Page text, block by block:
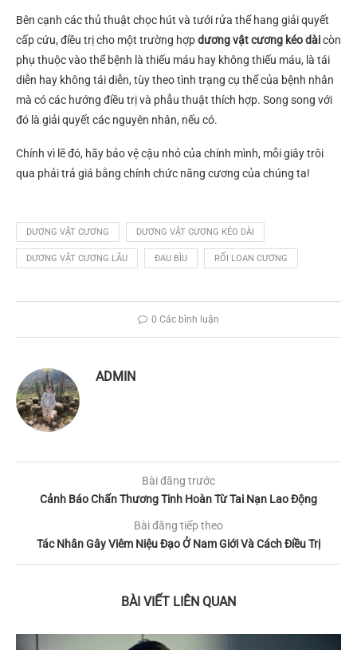
Bên cạnh các thủ thuật chọc hút và tưới rửa thể hang giải quyết
cấp cứu, điều trị cho một trường hợpdương vật cương kéo dàicòn
phụ thuộc vào thể bệnh là thiếu máu hay không thiếu máu, là tái
diễn hay không tái diễn, tùy theo tình trạng cụ thể của bệnh nhân
mà có các hướng điều trị và phẫu thuật thích hợp. Song song với
đó là giải quyết các nguyên nhân, nếu có.
Chính vì lẽ đó, hãy bảo vệ cậu nhỏ của chính mình, mỗi giây trôi
qua phải trả giá bằng chính chức năng cương của chúng ta!
DƯƠNG VẬT CƯƠNG DƯƠNG VẬT CƯƠNG KÉO DÀI
DƯƠNG VẬT CƯƠNG LÂU ĐAU BÌU RỐI LOẠN CƯƠNG
0 Các bình luận
ADMIN
Bài đăng trước
Cảnh Báo Chấn Thương Tinh Hoàn Từ Tai Nạn Lao Động
Bài đăng tiếp theo
Tác Nhân Gây Viêm Niệu Đạo Ở Nam Giới Và Cách Điều Trị
BÀI VIẾT LIÊN QUAN